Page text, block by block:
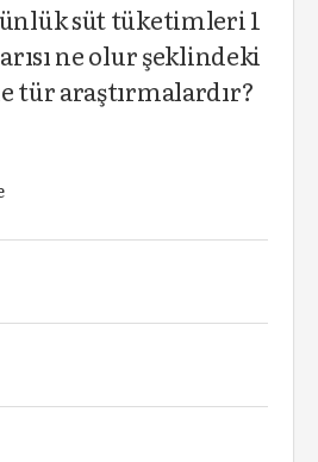
süt tüketimleri 1
ne olur şeklindeki
tür araştırmalardır?